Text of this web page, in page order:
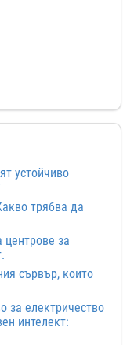
устойчиво
трябва да
центрове за
сървър, които
за електричество
интелект: